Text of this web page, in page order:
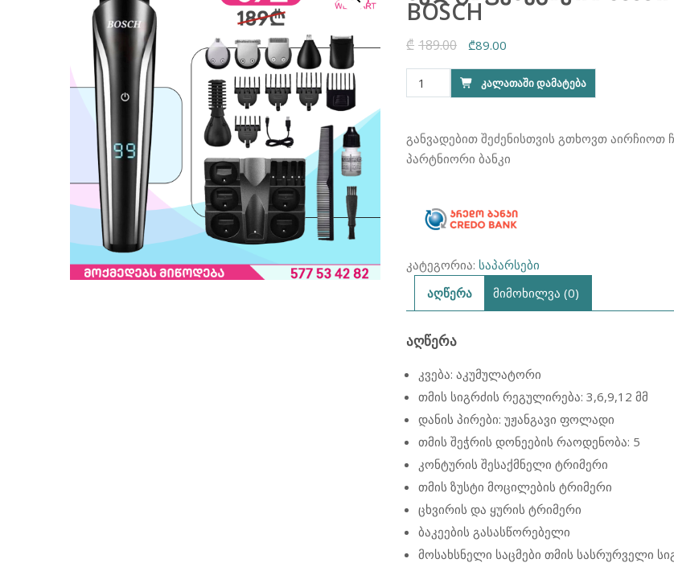
BOSCH
₾ 189.00
Original
price
was:
₾89.00
price
is:
რაოდენობა:
მულტიფუნქციური
BOSCH
ᲙᲐᲚᲐᲗᲐᲨᲘ ᲓᲐᲛᲐᲢᲔᲑᲐ
განვადებით შეძენისთვის გთხოვთ აირჩიოთ
პარტნიორი ბანკი
კატეგორია: საპარსები
აღწერა
მიმოხილვა (0)
ᲐᲦᲬᲔᲠᲐ
კვება: აკუმულატორი
თმის სიგრძის რეგულირება: 3,6,9,12 მმ
დანის პირები: უჟანგავი ფოლადი
თმის შეჭრის დონეების რაოდენობა: 5
კონტურის შესაქმნელი ტრიმერი
თმის ზუსტი მოცილების ტრიმერი
ცხვირის და ყურის ტრიმერი
ბაკეების გასასწორებელი
მოსახსნელი საცმები თმის სასრურველი